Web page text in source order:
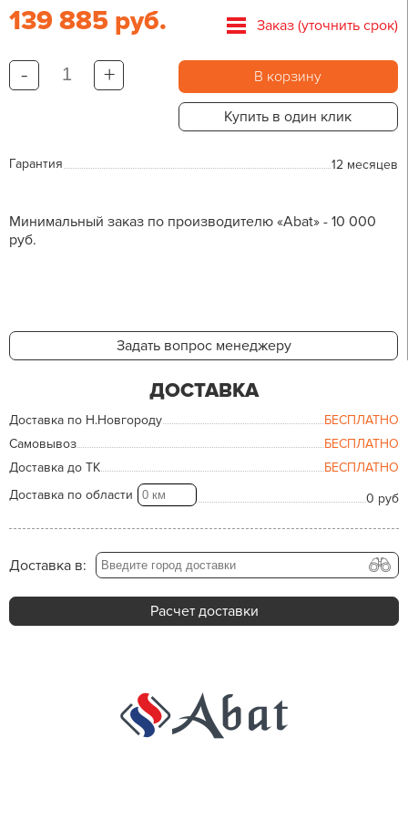
139 885 руб. Заказ (уточнить срок)
- + В корзину
Купить в один клик
Гарантия 12 месяцев
Минимальный заказ по производителю «Abat» - 10 000
руб.
Задать вопрос менеджеру
ДОСТАВКА
Доставка по Н.Новгороду
БЕСПЛАТНО
Самовывоз
БЕСПЛАТНО
Доставка до ТК
БЕСПЛАТНО
Доставка по области
0 руб
Доставка в:
Расчет доставки